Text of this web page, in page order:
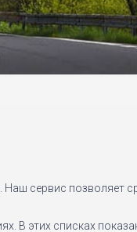
сервис позволяет
В этих списках